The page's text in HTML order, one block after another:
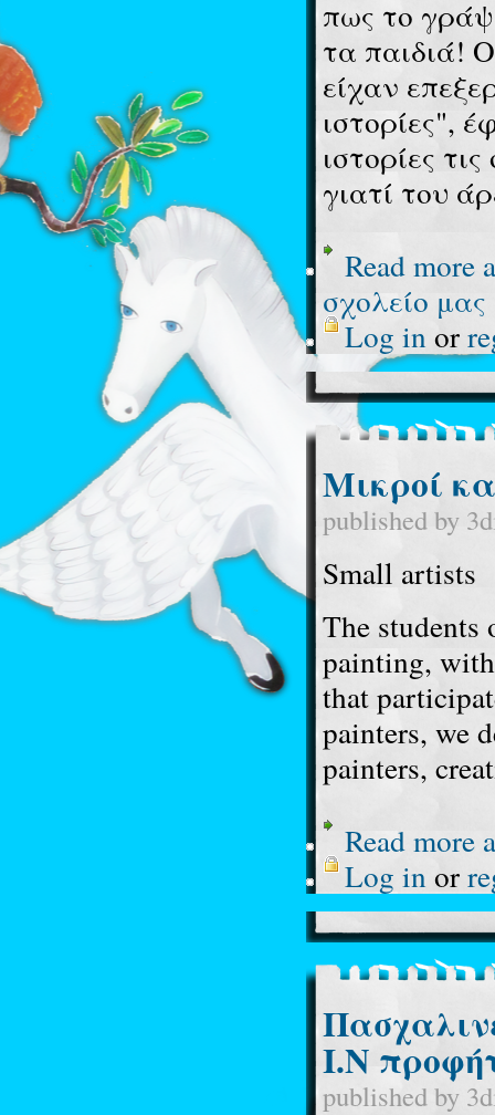
πως το
τα παιδιά!
είχαν
ιστορίες",
ιστορίες
γιατί του
Read more
σχολείο μας
Log inor
Μικροί
published by
Small
The
painting,
that
painters, we
painters,
Read more
Log inor
Ι.Ν
published by